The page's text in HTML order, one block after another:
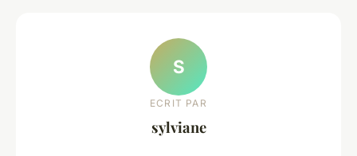
S
ECRIT PAR
sylviane